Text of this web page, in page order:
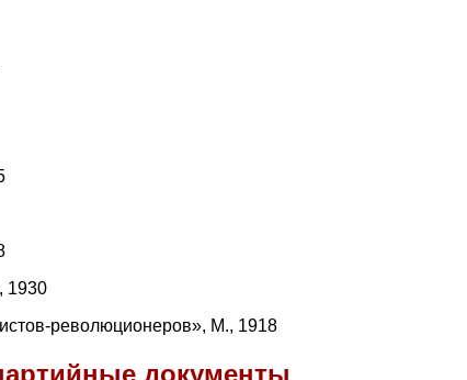
1930
революцио­неров», М., 1918
документы